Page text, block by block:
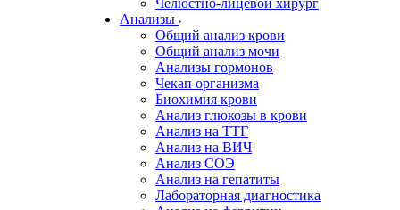
Челюстно-лицевой хирург
Анализы
Общий анализ крови
Общий анализ мочи
Анализы гормонов
Чекап организма
Биохимия крови
Анализ глюкозы в крови
Анализ на ТТГ
Анализ на ВИЧ
Анализ СОЭ
Анализ на гепатиты
Лабораторная диагностика